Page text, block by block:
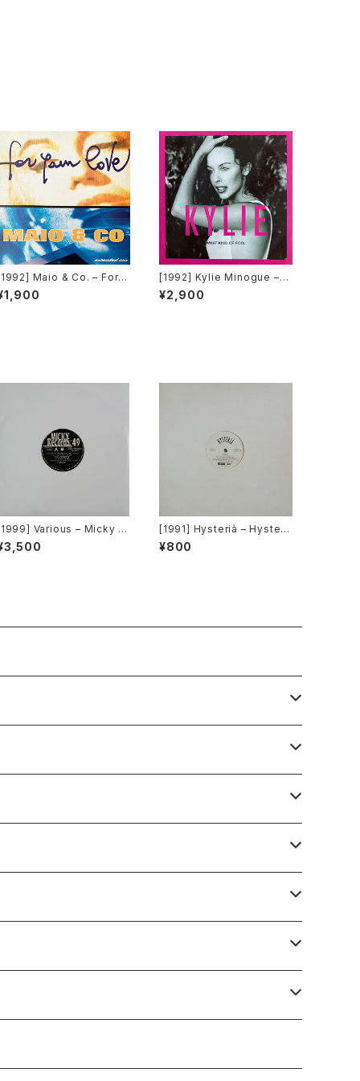
Maio & Co. – For Y
Love [Time Records]
[1992] Kylie Minogue –
What Kind Of Fool [PWL I
nternational]
¥2,900
Various – Micky R
Vol. 49 [Micky Rec
Inc.][PROMO]
[1991] Hysterià – Hysteri
a (There's No Reason To
Be Disturbed) [T.A.O.B. D
¥800